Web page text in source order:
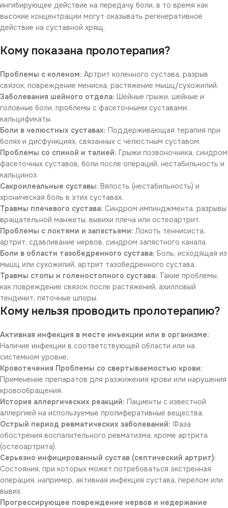
ингибирующее действие на передачу боли, в то время как
высокие концентрации могут оказывать регенеративное
действие на суставной хрящ.
Кому показана пролотерапия?
Проблемы с коленом: Артрит коленного сустава, разрыв
связок, повреждение мениска, растяжение мышц/сухожилий.
Заболевания шейного отдела: Шейные грыжи, шейные и
головные боли, проблемы с фасеточными суставами,
кальцификаты.
Боли в челюстных суставах: Поддерживающая терапия при
болях и дисфункциях, связанных с челюстным суставом.
Проблемы со спиной и талией: Грыжи позвоночника, синдром
фасеточных суставов, боли после операций, нестабильность и
кальциноз.
Сакроилеальные суставы: Вялость (нестабильность) и
хроническая боль в этих суставах.
Травмы плечевого сустава: Синдром импинджмента, разрывы
вращательной манжеты, вывихи плеча или остеоартрит.
Проблемы с локтями и запястьями: Локоть теннисиста,
артрит, сдавливание нервов, синдром запястного канала.
Боли в области тазобедренного сустава: Боль, исходящая из
мышц или сухожилий, артрит тазобедренного сустава.
Травмы стопы и голеностопного сустава: Такие проблемы,
как повреждение связок после растяжений, ахилловый
тендинит, пяточные шпоры.
Кому нельзя проводить пролотерапию?
Активная инфекция в месте инъекции или в организме:
Наличие инфекции в соответствующей области или на
системном уровне.
Кровотечения Проблемы со свертываемостью крови:
Применение препаратов для разжижения крови или нарушения
кровообращения.
История аллергических реакций: Пациенты с известной
аллергией на используемые пролиферативные вещества.
Острый период ревматических заболеваний: Фаза
обострения воспалительного ревматизма, кроме артрита
(остеоартрита).
Серьезно инфицированный сустав (септический артрит):
Состояния, при которых может потребоваться экстренная
операция, например, активная инфекция сустава, перелом или
вывих.
Прогрессирующее повреждение нервов и недержание